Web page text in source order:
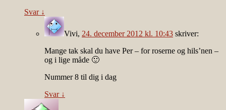
Svar ↓
Vivi, 24. december 2012 kl. 10:43 skriver:
Mange tak skal du have Per – for roserne og hils’nen –
og i lige måde 🙂
Nummer 8 til dig i dag
Svar ↓